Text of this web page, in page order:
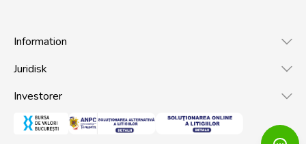
Information
Juridisk
Investorer